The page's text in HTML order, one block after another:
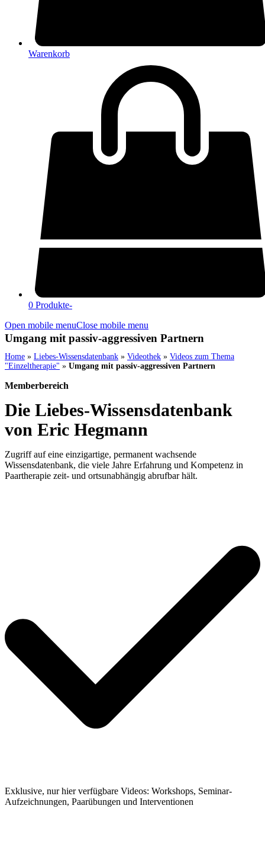
Warenkorb
0 Produkte-
Open mobile menuClose mobile menu
Umgang mit passiv-aggressiven Partnern
Home » Liebes-Wissensdatenbank » Videothek » Videos zum Thema
"Einzeltherapie" » Umgang mit passiv-aggressiven Partnern
Memberbereich
Die Liebes-Wissensdatenbank
von Eric Hegmann
Zugriff auf eine einzigartige, permanent wachsende
Wissensdatenbank, die viele Jahre Erfahrung und Kompetenz in
Paartherapie zeit- und ortsunabhängig abrufbar hält.
Exklusive, nur hier verfügbare Videos: Workshops, Seminar-
Aufzeichnungen, Paarübungen und Interventionen